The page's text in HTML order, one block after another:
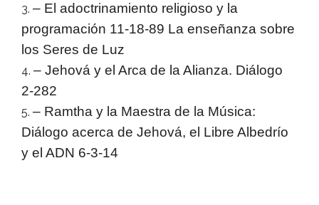
– El adoctrinamiento religioso y la
programación 11-18-89 La enseñanza sobre
los Seres de Luz
– Jehová y el Arca de la Alianza. Diálogo
2-282
– Ramtha y la Maestra de la Música:
Diálogo acerca de Jehová, el Libre Albedrío
y el ADN 6-3-14